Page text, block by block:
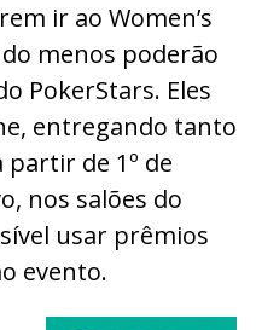
ir ao Women’s
menos poderão
PokerStars. Eles
entregando tanto
de 1º de
nos salões do
usar prêmios
evento.